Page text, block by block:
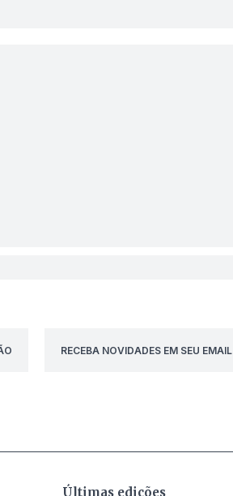
RECEBA NOVIDADES EM SEU EMAIL
Últimas edições